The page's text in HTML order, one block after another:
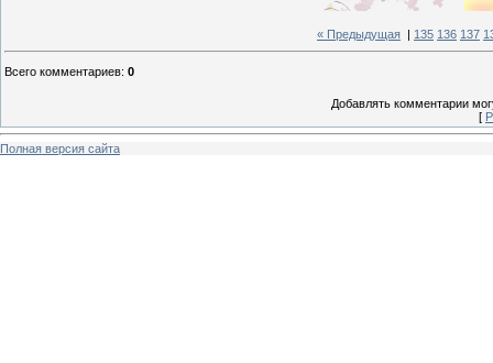
« Предыдущая 135 136 137
Всего комментариев: 0
Добавлять комментарии
[
Полная версия сайта